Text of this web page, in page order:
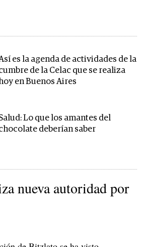
es la agenda de actividades de la
de la Celac que se realiza
en Buenos Aires
Lo que los amantes del
deberían saber
nueva autoridad por